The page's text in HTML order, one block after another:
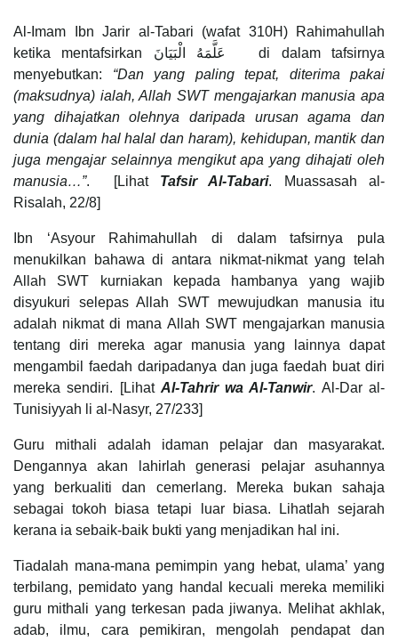
Al-Imam Ibn Jarir al-Tabari (wafat 310H) Rahimahullah
ketika mentafsirkan عَلَّمَهُ الْبَيَانَ di dalam tafsirnya
menyebutkan: “Dan yang paling tepat, diterima pakai
(maksudnya) ialah, Allah SWT mengajarkan manusia apa
yang dihajatkan olehnya daripada urusan agama dan
dunia (dalam hal halal dan haram), kehidupan, mantik dan
juga mengajar selainnya mengikut apa yang dihajati oleh
manusia…”. [Lihat Tafsir Al-Tabari. Muassasah al-
Risalah, 22/8]
Ibn ‘Asyour Rahimahullah di dalam tafsirnya pula
menukilkan bahawa di antara nikmat-nikmat yang telah
Allah SWT kurniakan kepada hambanya yang wajib
disyukuri selepas Allah SWT mewujudkan manusia itu
adalah nikmat di mana Allah SWT mengajarkan manusia
tentang diri mereka agar manusia yang lainnya dapat
mengambil faedah daripadanya dan juga faedah buat diri
mereka sendiri. [Lihat Al-Tahrir wa Al-Tanwir. Al-Dar al-
Tunisiyyah li al-Nasyr, 27/233]
Guru mithali adalah idaman pelajar dan masyarakat.
Dengannya akan lahirlah generasi pelajar asuhannya
yang berkualiti dan cemerlang. Mereka bukan sahaja
sebagai tokoh biasa tetapi luar biasa. Lihatlah sejarah
kerana ia sebaik-baik bukti yang menjadikan hal ini.
Tiadalah mana-mana pemimpin yang hebat, ulama’ yang
terbilang, pemidato yang handal kecuali mereka memiliki
guru mithali yang terkesan pada jiwanya. Melihat akhlak,
adab, ilmu, cara pemikiran, mengolah pendapat dan